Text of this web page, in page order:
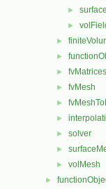
►
►
►
►
► fvMatrices
► fvMesh
►
►
► solver
►
► volMesh
►